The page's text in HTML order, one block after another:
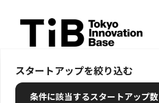
スタートアップを絞り込む
条件に該当するスタートアップ数